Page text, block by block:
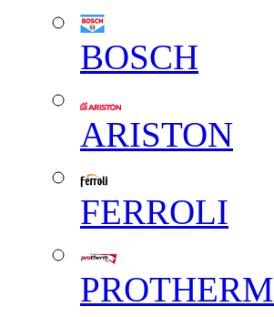
BOSCH
ARISTON
FERROLI
PROTHERM